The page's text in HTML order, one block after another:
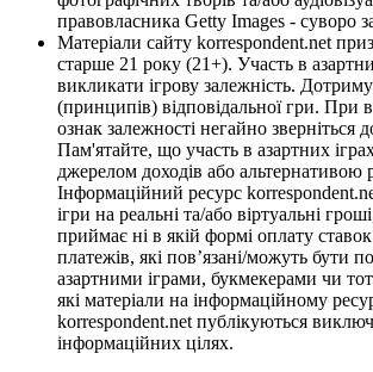
правовласника Getty Images - суворо
Матеріали сайту korrespondent.net
старше 21 року (21+). Участь в
викликати ігрову залежність.
(принципів) відповідальної гри. При
ознак залежності негайно зверніться
Пам'ятайте, що участь в азартних
джерелом доходів або альтернативою
Інформаційний ресурс
ігри на реальні та/або віртуальні
приймає ні в якій формі оплату
платежів, які пов’язані/можуть бути
азартними іграми, букмекерами чи
які матеріали на інформаційному
korrespondent.net публікуються
інформаційних цілях.